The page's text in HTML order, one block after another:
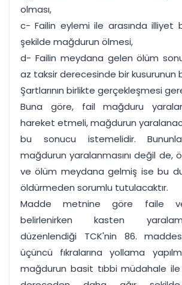
olması,
c- Failin eylemi ile arasında illiyet
şekilde mağdurun ölmesi,
d- Failin meydana gelen ölüm
az taksir derecesinde bir kusurunun
Şartlarının birlikte gerçekleşmesi
Buna göre, fail mağduru
hareket etmeli, mağdurun
bu sonucu istemelidir.
mağdurun yaralanmasını değil de,
ve ölüm meydana gelmiş ise bu
öldürmeden sorumlu tutulacaktır.
Madde metnine göre faile
belirlenirken kasten
düzenlendiği TCK'nin 86.
üçüncü fıkralarına yollama
mağdurun basit tıbbi müdahale